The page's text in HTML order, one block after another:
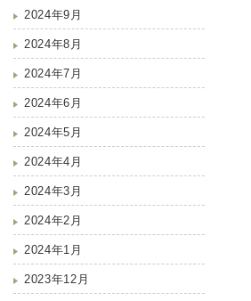
2024年9月
2024年8月
2024年7月
2024年6月
2024年5月
2024年4月
2024年3月
2024年2月
2024年1月
2023年12月